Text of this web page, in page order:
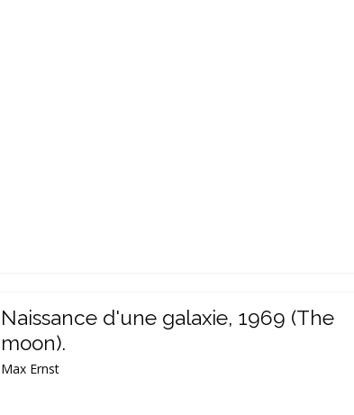
Naissance d'une galaxie, 1969 (The
moon).
Max Ernst